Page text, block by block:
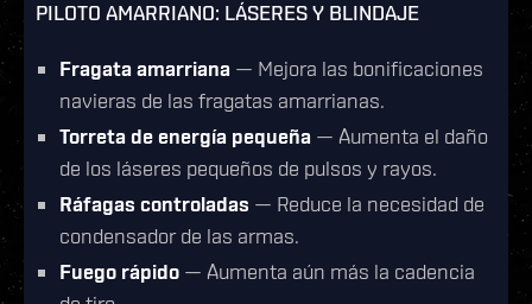
PILOTO AMARRIANO: LÁSERES Y BLINDAJE
Fragata amarriana — Mejora las bonificaciones
navieras de las fragatas amarrianas.
Torreta de energía pequeña — Aumenta el daño
de los láseres pequeños de pulsos y rayos.
Ráfagas controladas — Reduce la necesidad de
condensador de las armas.
Fuego rápido — Aumenta aún más la cadencia